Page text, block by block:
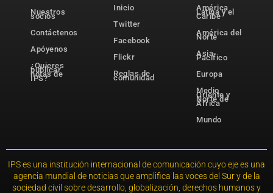
Nuestros
socios
Contáctenos
Apóyenos
¿Quieres
publicar
notas de
IPS?
Inicio
Twitter
Facebook
Flickr
Reglas de
comunidad
América
Latina y el
Caribe
América del
Norte
Asia-
Pacífico
Europa
Medio
Oriente y
Norte de
África
Mundo
IPS es una institución internacional de comunicación cuyo eje es una
agencia mundial de noticias que amplifica las voces del Sur y de la
sociedad civil sobre desarrollo, globalización, derechos humanos y